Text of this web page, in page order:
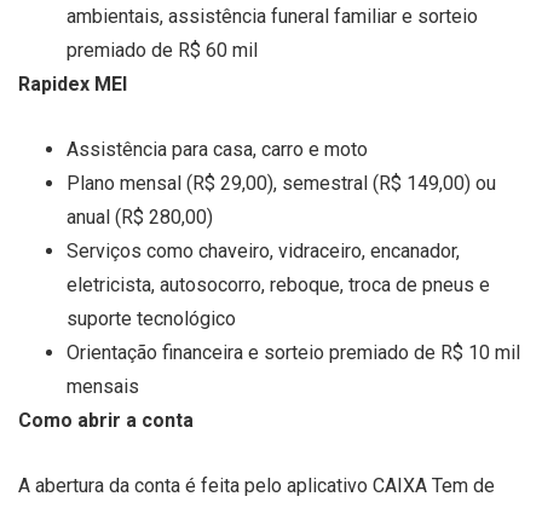
ambientais, assistência funeral familiar e sorteio
premiado de R$ 60 mil
Rapidex MEI
Assistência para casa, carro e moto
Plano mensal (R$ 29,00), semestral (R$ 149,00) ou
anual (R$ 280,00)
Serviços como chaveiro, vidraceiro, encanador,
eletricista, autosocorro, reboque, troca de pneus e
suporte tecnológico
Orientação financeira e sorteio premiado de R$ 10 mil
mensais
Como abrir a conta
A abertura da conta é feita pelo aplicativo CAIXA Tem de